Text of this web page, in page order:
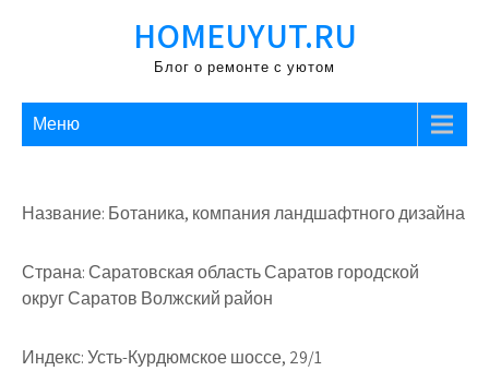
HOMEUYUT.RU
Блог о ремонте с уютом
Меню
Название: Ботаника, компания ландшафтного дизайна
Страна: Саратовская область Саратов городской
округ Саратов Волжский район
Индекс: Усть-Курдюмское шоссе, 29/1